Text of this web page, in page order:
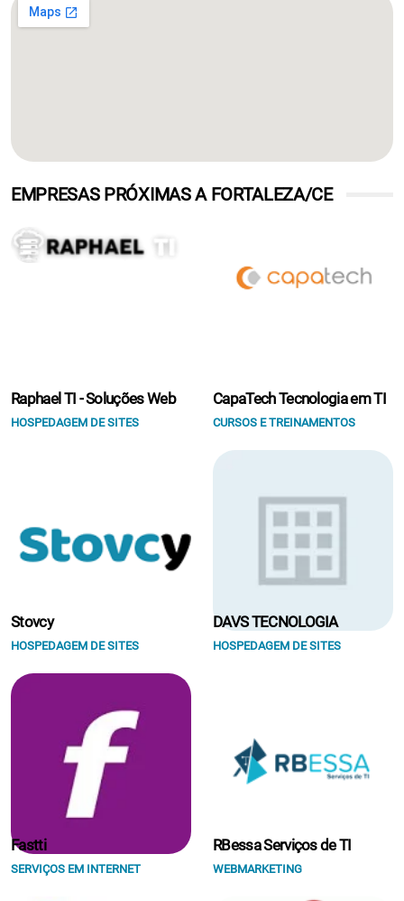
EMPRESAS PRÓXIMAS A FORTALEZA/CE
Raphael TI - Soluções Web
HOSPEDAGEM DE SITES
CapaTech Tecnologia em TI
CURSOS E TREINAMENTOS
Stovcy
HOSPEDAGEM DE SITES
DAVS TECNOLOGIA
HOSPEDAGEM DE SITES
Fastti
SERVIÇOS EM INTERNET
RBessa Serviços de TI
WEBMARKETING